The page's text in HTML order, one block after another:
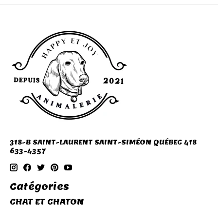
318-B SAINT-LAURENT SAINT-SIMÉON QUÉBEC 418
633-4357
Catégories
CHAT ET CHATON